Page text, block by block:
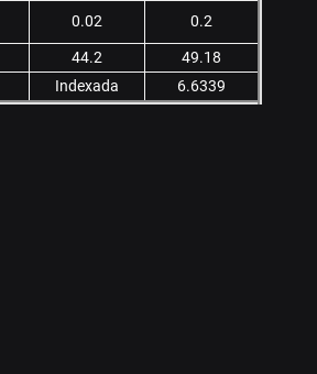
0.02
0.2
44.2
49.18
Indexada 6.6339